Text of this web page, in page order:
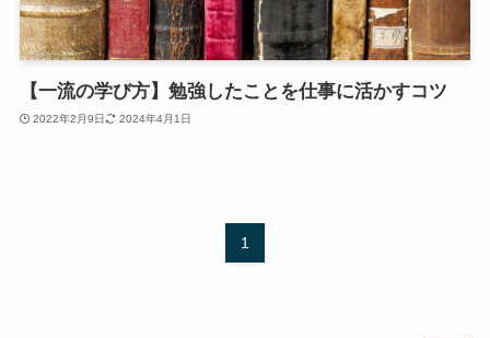
【一流の学び方】勉強したことを仕事に活かすコツ
2022年2月9日 2024年4月1日
1